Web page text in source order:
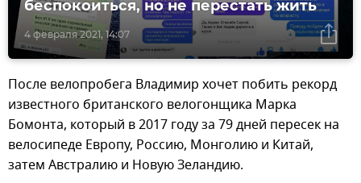
4 февраля 2021, 14:07
беспокоиться, но не перестать жить
После велопробега Владимир хочет побить рекорд
известного британского велогонщика Марка
Бомонта, который в 2017 году за 79 дней пересек на
велосипеде Европу, Россию, Монголию и Китай,
затем Австралию и Новую Зеландию.